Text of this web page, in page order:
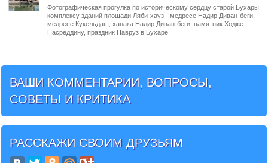
Фотографическая прогулка по историческому сердцу старой Бухары
комплексу зданий площади Ляби-хауз - медресе Надир Диван-беги,
медресе Кукельдаш, ханака Надир Диван-беги, памятник Ходже
Насреддину, праздник Навруз в Бухаре
ВАШИ КОММЕНТАРИИ, ВОПРОСЫ,
СОВЕТЫ И КРИТИКА
РАССКАЖИ СВОИМ ДРУЗЬЯМ